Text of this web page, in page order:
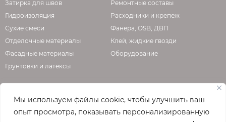
Мы используем файлы cookie, чтобы улучшить ваш
опыт просмотра, показывать персонализированную
Затирка для швов
Гидроизоляция
Сухие смеси
Отделочные материалы
Фасадные материалы
Грунтовки и латексы
Ремонтные составы
Расходники и крепеж
Фанера, OSB, ДВП
Клей, жидкие гвозди
Оборудование
О КОМПАНИИ